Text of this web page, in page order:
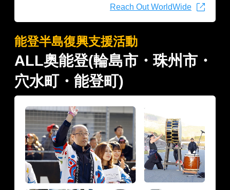
Reach Out WorldWide
能登半島復興支援活動
ALL奥能登(輪島市・珠州市・
穴水町・能登町)